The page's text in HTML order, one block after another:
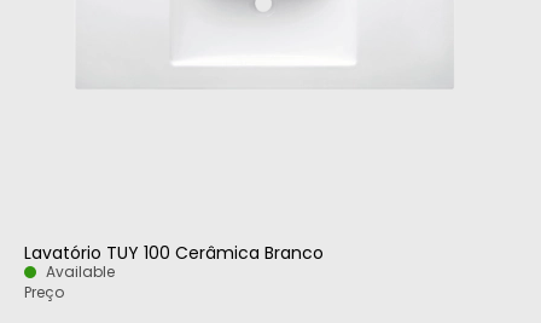
Lavatório TUY 100 Cerâmica Branco
Available
Preço